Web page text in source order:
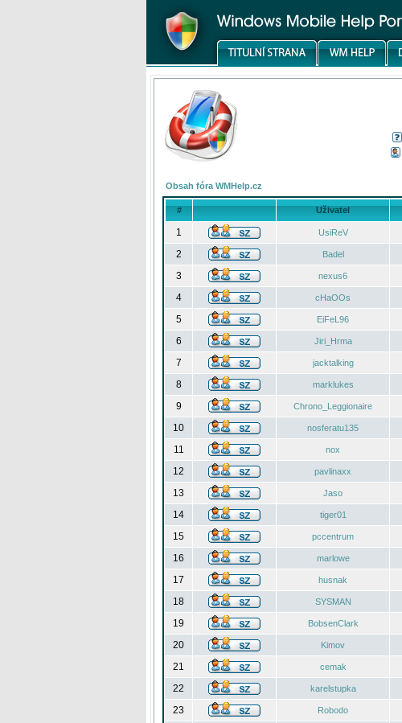
Obsah fóra WMHelp.cz
# Uživatel
1 UsiReV
2
Badel
3
nexus6
4
cHaOOs
5
EiFeL96
6
Jiri_Hrma
7
jacktalking
8
marklukes
9
Chrono_Leggionaire
10
nosferatu135
11
nox
12
pavlinaxx
13
Jaso
14
tiger01
15
pccentrum
16
marlowe
17
husnak
18
SYSMAN
19
BobsenClark
20
Kimov
21
cemak
22
karelstupka
23
Robodo